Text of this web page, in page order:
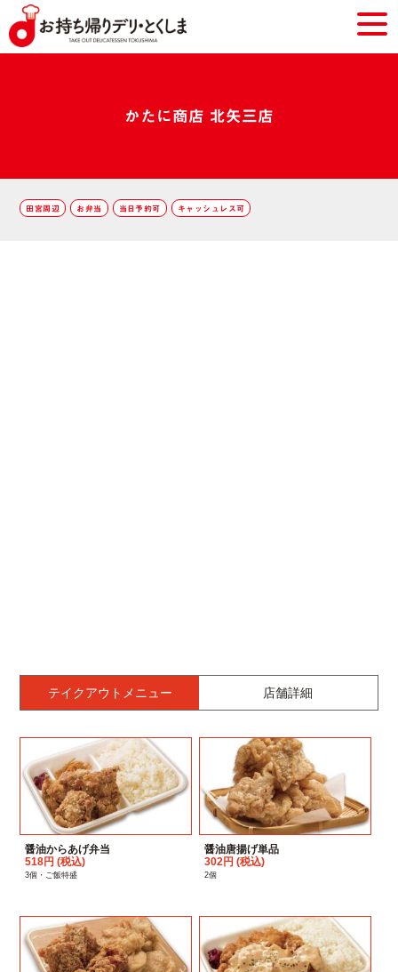
かたに商店 北矢三店
田宮周辺 お弁当 当日予約可 キャッシュレス可
テイクアウトメニュー 店舗詳細
醤油からあげ弁当
518円 (税込)
3個・ご飯特盛
醤油唐揚げ単品
302円 (税込)
2個